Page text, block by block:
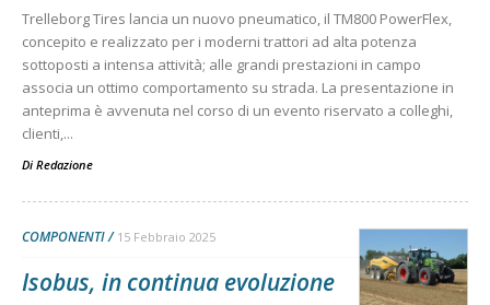
Trelleborg Tires lancia un nuovo pneumatico, il TM800 PowerFlex,
concepito e realizzato per i moderni trattori ad alta potenza
sottoposti a intensa attività; alle grandi prestazioni in campo
associa un ottimo comportamento su strada. La presentazione in
anteprima è avvenuta nel corso di un evento riservato a colleghi,
clienti,...
Di Redazione
COMPONENTI 15 Febbraio 2025
Isobus, in continua evoluzione